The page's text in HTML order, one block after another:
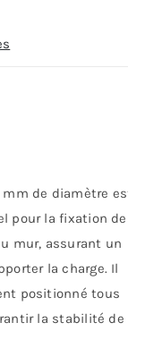
de diamètre est
pour la fixation de
mur, assurant un
la charge. Il
positionné tous
la stabilité de